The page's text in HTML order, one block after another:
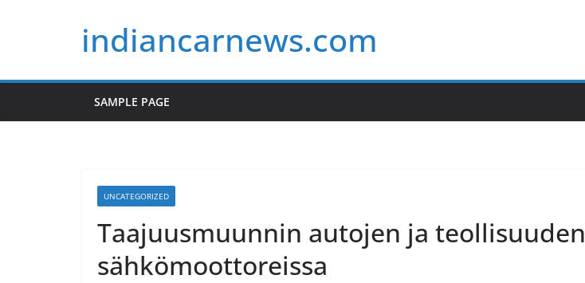
indiancarnews.com
SAMPLE PAGE
UNCATEGORIZED
Taajuusmuunnin autojen ja teollisuuden
sähkömoottoreissa